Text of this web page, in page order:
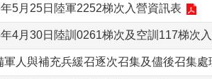
5月25日陸軍2252梯次入營資訊表
4月30日陸訓0261梯次及空訓117梯次
軍人與補充兵緩召逐次召集及儘後召集